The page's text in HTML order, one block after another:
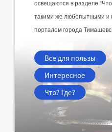
освещаются в разделе
такими же любопытными и
порталом города
Все для пользы
Интересное
Что? Где?